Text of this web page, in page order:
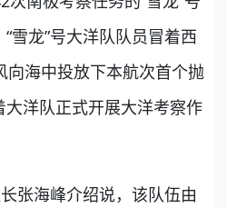
雪龙”号大洋队队员冒着西
向海中投放下本航次首个抛
洋队正式开展大洋考察作
张海峰介绍说，该队伍由